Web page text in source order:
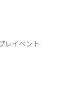
レイベント